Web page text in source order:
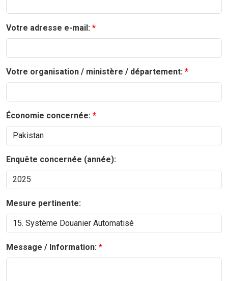
Votre adresse e-mail:
Votre organisation / ministère / département:
Économie concernée:
Enquête concernée (année):
Mesure pertinente:
Message / Information: